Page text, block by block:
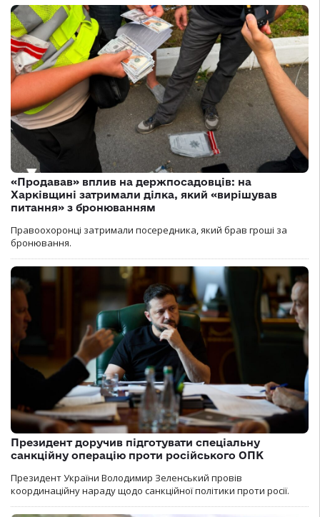
«Продавав» вплив на держпосадовців: на
Харківщині затримали ділка, який «вирішував
питання» з бронюванням
Правоохоронці затримали посередника, який брав гроші за
бронювання.
Президент доручив підготувати спеціальну
санкційну операцію проти російського ОПК
Президент України Володимир Зеленський провів
координаційну нараду щодо санкційної політики проти росії.